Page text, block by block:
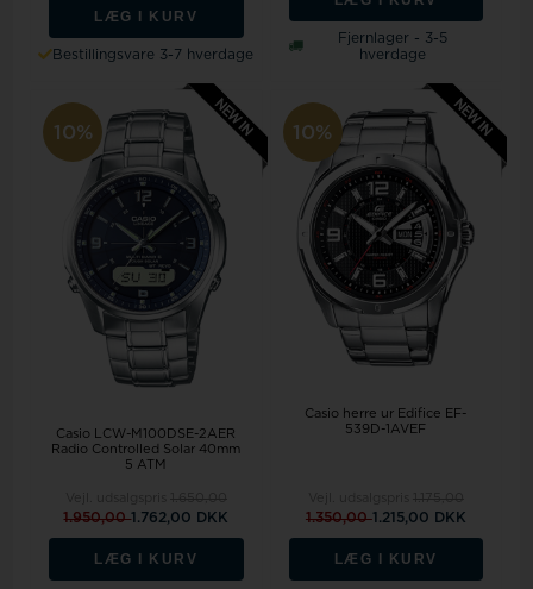
LÆG I KURV
Bestillingsvare 3-7 hverdage
Fjernlager - 3-5
hverdage
10%
Casio LCW-M100DSE-2AER
Radio Controlled Solar 40mm
5 ATM
1.950,001.762,00 DKK
LÆG I KURV
10%
Casio herre ur Edifice EF-
539D-1AVEF
1.350,001.215,00 DKK
LÆG I KURV